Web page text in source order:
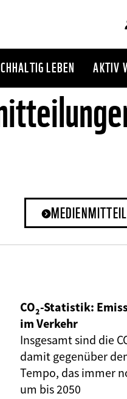
LEBEN AKTIV
CO₂-Statistik:
im Verkehr
Insgesamt sind die
damit gegenüber
Tempo, das immer
um bis 2050